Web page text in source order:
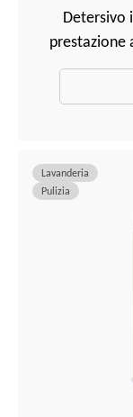
Detersivo
prestazione
Lavanderia
Pulizia